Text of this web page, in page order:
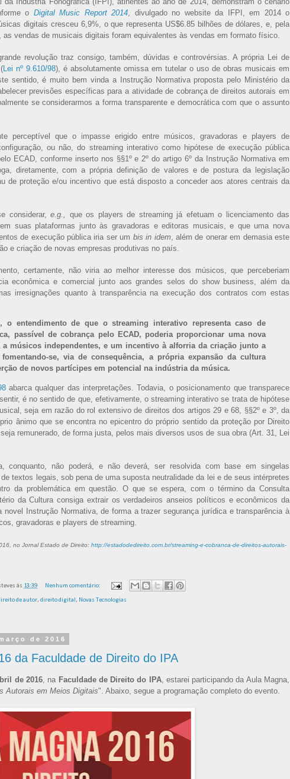
o Digital Music Report 2014, divulgado no website da IFPI, em 2014 o
digitais cresceu 6,9%, o que representa US$6.85 bilhões de dólares, e, pela
as vendas de musicais digitais foram equivalentes às vendas em formato físico.
revolução traz consigo, também, dúvidas e controvérsias. A própria Lei de
Lei nº 9.610/98), é absolutamente omissa em tutelar o uso de obras musicais em
sentido, é muito bem vinda a Instrução Normativa proposta pelo Ministério da
previsões específicas para a atividade de cobrança de direitos autorais em
se considerarmos a forma transparente e democrática com que o assunto
perceptível que o impasse erigido entre músicos, gravadoras e players de
ou não, do streaming interativo como hipótese de execução pública
ECAD, conforme inserto nos §§1º e 2º do artigo 6º da Instrução Normativa em
diretamente, com a própria definição de valores e de postura da legislação
de proteção e/ou incentivo que está disposto a conceder aos atores centrais da
considerar, e.g., que os players de streaming já efetuam o licenciamento das
suas plataformas junto às gravadoras e editoras musicais, e que uma nova
de execução pública iria ser um bis in idem, além de onerar em demasia este
e criação de novas empresas produtivas no país.
certamente, não viria ao melhor interesse dos músicos, que perceberiam
econômica e comercial junto aos grandes selos do show business, além da
irresignações quanto à transparência na execução dos contratos com estas
o entendimento de que o streaming interativo representa caso de
passível de cobrança pelo ECAD, poderia proporcionar uma nova
a músicos independentes, e um incentivo à alforria da criação junto a
fomentando-se, via de consequência, a própria expansão da cultura
de novos partícipes em potencial na indústria da música.
abarca qualquer das interpretações. Todavia, o posicionamento que transparece
é no sentido de que, efetivamente, o streaming interativo se trata de hipótese
seja em razão do rol extensivo de direitos dos artigos 29 e 68, §§2º e 3º, da
ânimo que se encontra no epicentro do próprio sentido da proteção por Direito
remunerado, de forma justa, pelos mais diversos usos de sua obra (Art. 31, Lei
conquanto, não poderá, e não deverá, ser resolvida com base em singelas
textos legais, sob pena de uma suposta neutralidade da lei e de seus intérpretes
da problemática em questão. O que se espera, com o término da Consulta
da Cultura consiga extrair os verdadeiros anseios políticos e econômicos da
novel Instrução Normativa, de forma a trazer segurança jurídica e transparência à
gravadoras e players de streaming.
no Jornal Estado de Direito: http://estadodedireito.com.br/streaming-e-cobranca-de-direitos-autorais-
às 13:39 Nenhum comentário:
de autor, direito digital , Novas Tecnologias
de 2016
da Faculdade de Direito do IPA
de 2016, na Faculdade de Direito do IPA, estarei participando da Aula Magna,
Autorais em Meios Digitais". Abaixo, segue a programação completo do evento.